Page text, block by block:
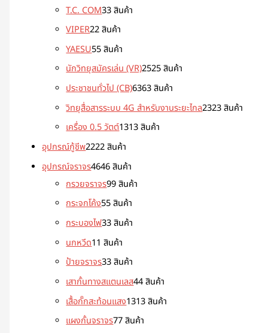
T.C. COM33 สินค้า
VIPER22 สินค้า
YAESU55 สินค้า
นักวิทยุสมัครเล่น (VR)2525 สินค้า
ประชาชนทั่วไป (CB)6363 สินค้า
วิทยุสื่อสารระบบ 4G สำหรับงานระยะไกล2323 สินค้า
เครื่อง 0.5 วัตต์1313 สินค้า
อุปกรณ์กู้ชีพ2222 สินค้า
อุปกรณ์จราจร4646 สินค้า
กรวยจราจร99 สินค้า
กระจกโค้ง55 สินค้า
กระบองไฟ33 สินค้า
นกหวีด11 สินค้า
ป้ายจราจร33 สินค้า
เสากั้นทางสแตนเลส44 สินค้า
เสื้อกั๊กสะท้อนแสง1313 สินค้า
แผงกั้นจราจร77 สินค้า